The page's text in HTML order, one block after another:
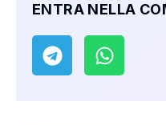
ENTRA NELLA